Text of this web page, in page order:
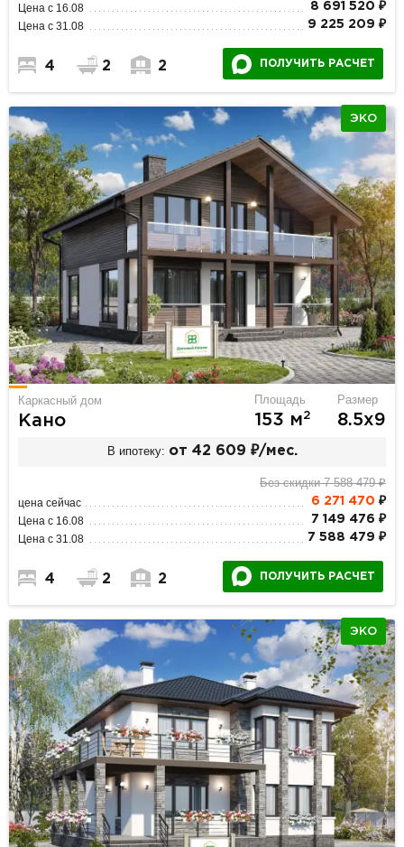
Цена с 16.08 8 691 520 ₽
Цена с 31.08 9 225 209 ₽
4 2 2 ПОЛУЧИТЬ РАСЧЕТ
ЭКО
Каркасный дом
Кано
Площадь
153 м2
Размер
8.5х9
В ипотеку: от 42 609 ₽/мес.
Без скидки 7 588 479 ₽
цена сейчас 6 271 470 ₽
Цена с 16.08 7 149 476 ₽
Цена с 31.08 7 588 479 ₽
4 2 2 ПОЛУЧИТЬ РАСЧЕТ
ЭКО